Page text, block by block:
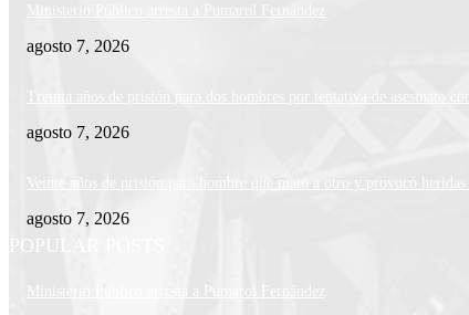
Ministerio Público arresta a Pumarol Fernández
agosto 7, 2026
Treinta años de prisión para dos hombres por tentativa de asesinato
agosto 7, 2026
Veinte años de prisión para hombre que mató a otro y provocó heridas
agosto 7, 2026
POPULAR POSTS
Ministerio Público arresta a Pumarol Fernández